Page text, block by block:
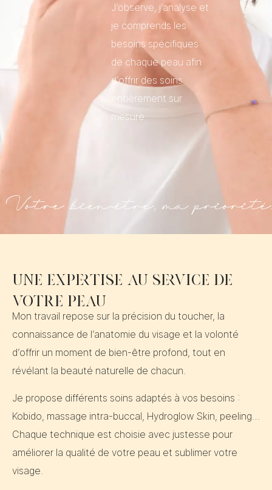
Votre bien-être, ma priorité.
J’observe, j’analyse et
je comprends les
besoins spécifiques
de chaque peau afin
d’offrir des soins
entièrement sur
mesure.
Une expertise au service de
votre peau
Mon travail repose sur la précision du toucher, la
connaissance de l’anatomie du visage et la volonté
d’offrir un moment de bien-être profond, tout en
révélant la beauté naturelle de chacun.
Je propose différents soins adaptés à vos besoins :
Kobido, massage intra-buccal, Hydroglow Skin, peeling…
Chaque technique est choisie avec justesse pour
améliorer la qualité de votre peau et sublimer votre
visage.